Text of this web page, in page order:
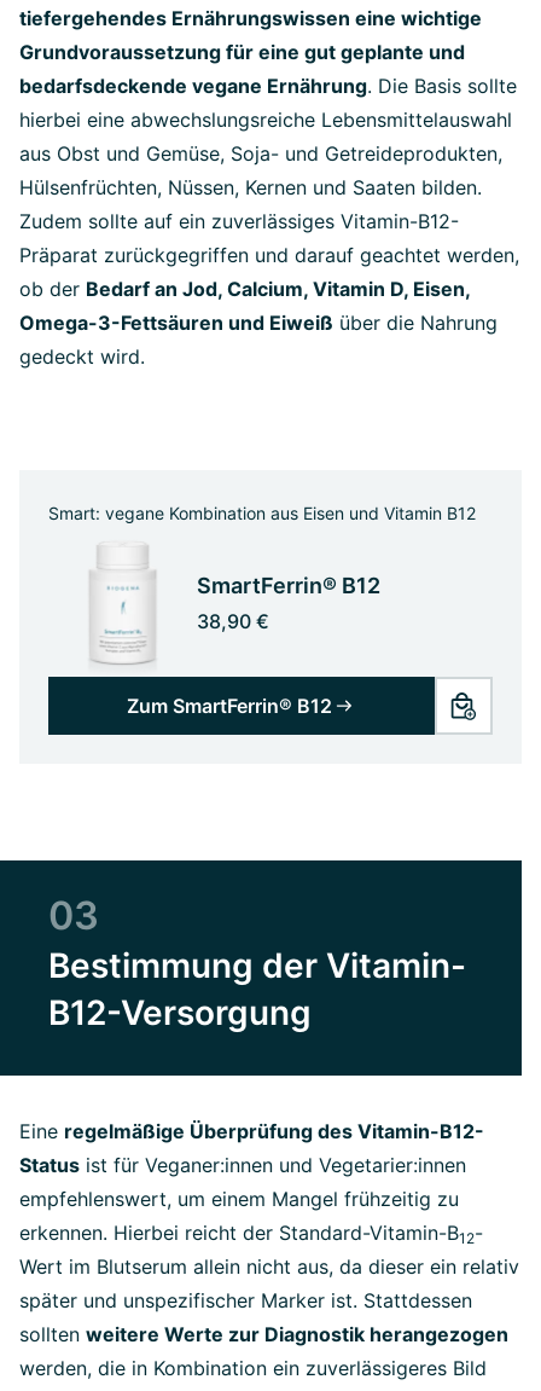
tiefergehendes Ernährungswissen eine wichtige
Grundvoraussetzung für eine gut geplante und
bedarfsdeckende vegane Ernährung. Die Basis sollte
hierbei eine abwechslungsreiche Lebensmittelauswahl
aus Obst und Gemüse, Soja- und Getreideprodukten,
Hülsenfrüchten, Nüssen, Kernen und Saaten bilden.
Zudem sollte auf ein zuverlässiges Vitamin-B12-
Präparat zurückgegriffen und darauf geachtet werden,
ob der Bedarf an Jod, Calcium, Vitamin D, Eisen,
Omega-3-Fettsäuren und Eiweiß über die Nahrung
gedeckt wird.
Smart: vegane Kombination aus Eisen und Vitamin B12
SmartFerrin® B12
38,90 €
Zum SmartFerrin® B12
03
Bestimmung der Vitamin-
B12-Versorgung
Eine regelmäßige Überprüfung des Vitamin-B12-
Status ist für Veganer:innen und Vegetarier:innen
empfehlenswert, um einem Mangel frühzeitig zu
erkennen. Hierbei reicht der Standard-Vitamin-B12-
Wert im Blutserum allein nicht aus, da dieser ein relativ
später und unspezifischer Marker ist. Stattdessen
sollten weitere Werte zur Diagnostik herangezogen
werden, die in Kombination ein zuverlässigeres Bild